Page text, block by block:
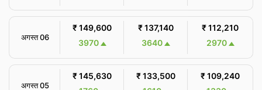
अगस्त 06
₹ 149,600
3970
₹ 137,140
3640
₹ 112,210
2970
अगस्त 05
₹ 145,630
₹ 133,500
₹ 109,240